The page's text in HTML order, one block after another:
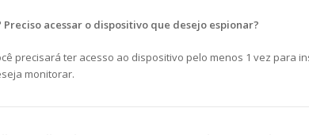
Preciso acessar o dispositivo que desejo espionar?
precisará ter acesso ao dispositivo pelo menos 1 vez para
monitorar.